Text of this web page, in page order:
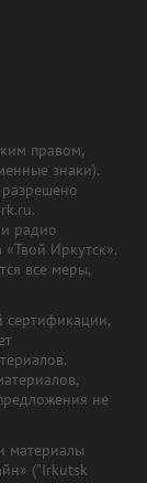
правом,
знаки).
радио
Иркутск».
все меры,
сертификации,
не
материалы
("Irkutsk